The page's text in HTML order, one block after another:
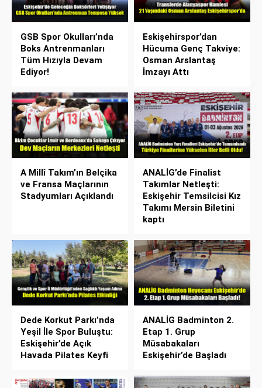
GSB Spor Okulları’nda
Boks Antrenmanları
Tüm Hızıyla Devam
Ediyor!
Eskişehirspor’dan
Hücuma Genç Takviye:
Osman Arslantaş
İmzayı Attı
A Millî Takım’ın Belçika
ve Fransa Maçlarının
Stadyumları Açıklandı
ANALİG’de Finalist
Takımlar Netleşti:
Eskişehir Temsilcisi Kız
Takımı Mersin Biletini
kaptı
Dede Korkut Parkı’nda
Yeşil İle Spor Buluştu:
Eskişehir’de Açık
Havada Pilates Keyfi
ANALİG Badminton 2.
Etap 1. Grup
Müsabakaları
Eskişehir’de Başladı